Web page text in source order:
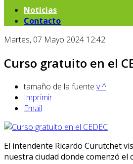
Noticias
Contacto
Martes, 07 Mayo 2024 12:42
Curso gratuito en el
tamaño de la fuente v^
Imprimir
Email
El intendente Ricardo Curutchet
nuestra ciudad donde comenzó el